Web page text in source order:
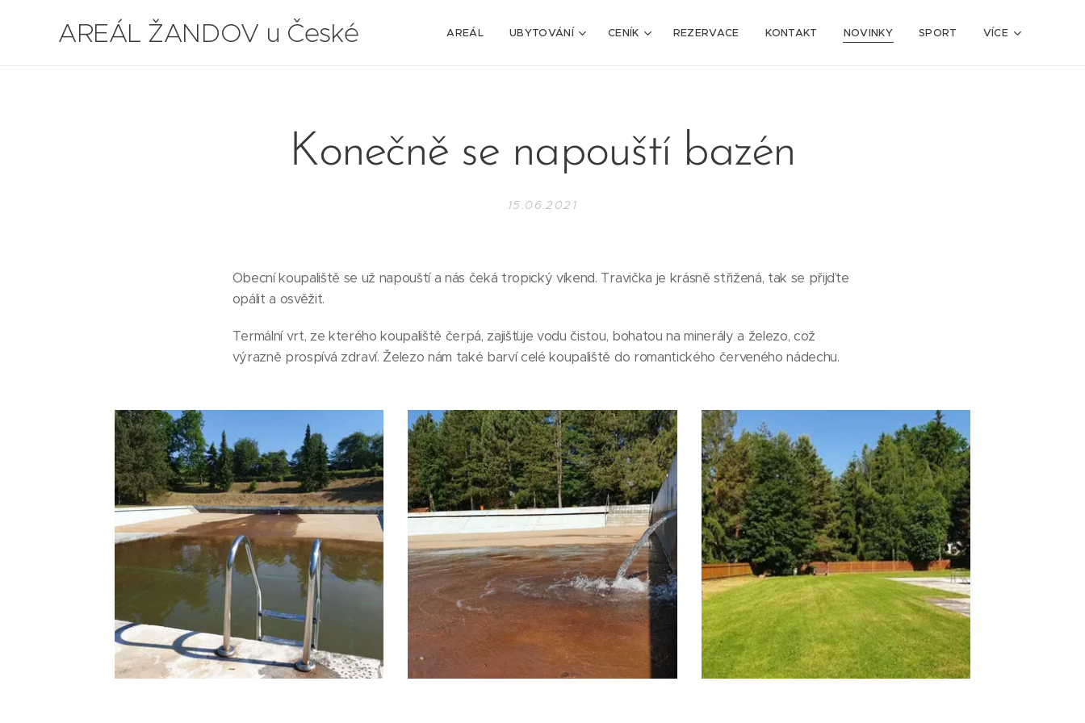
AREÁL ŽANDOV u České
AREÁL UBYTOVÁNÍ CENÍK REZERVACE KONTAKT NOVINKY SPORT VÍCE
Konečně se napouští bazén
15.06.2021
Obecní koupaliště se už napouští a nás čeká tropický víkend. Travička je krásně střižená, tak se přijďte
opálit a osvěžit.
Termální vrt, ze kterého koupaliště čerpá, zajišťuje vodu čistou, bohatou na minerály a železo, což
výrazně prospívá zdraví. Železo nám také barví celé koupaliště do romantického červeného nádechu.